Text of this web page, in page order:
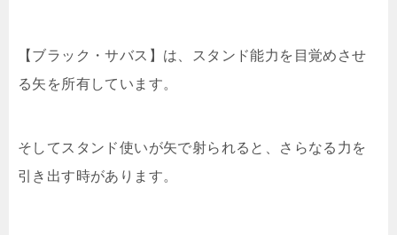
【ブラック・サバス】は、スタンド能力を目覚めさせ
る矢を所有しています。
そしてスタンド使いが矢で射られると、さらなる力を
引き出す時があります。